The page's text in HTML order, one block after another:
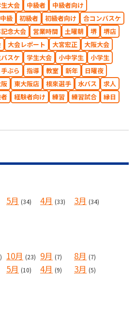
大会 中級者
中級者向け
級 初級者 初級者向け
合コンバスケ
念大会 営業時間 土曜朝 堺
堺店
大会レポート 大宮宏正
大阪大会
スケ 学生大会 小中学生
小学生
手ぶら 指導 教室 新年
日曜夜
東大阪店 根來選手 水バス
求人
経験者向け 練習 練習試合
縁日
5月 (34) 4月 (33) 3月 (34)
10月 (23) 9月 (7) 8月 (7)
5月 (10) 4月 (9) 3月 (5)